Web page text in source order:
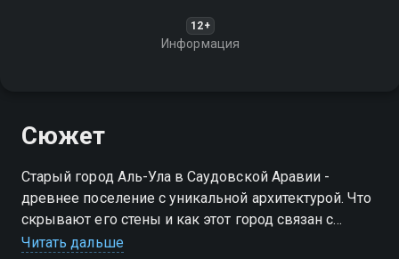
12+
Информация
Сюжет
Старый город Аль-Ула в Саудовской Аравии -
древнее поселение с уникальной архитектурой. Что
скрывают его стены и как этот город связан с
историей региона?
Читать дальше